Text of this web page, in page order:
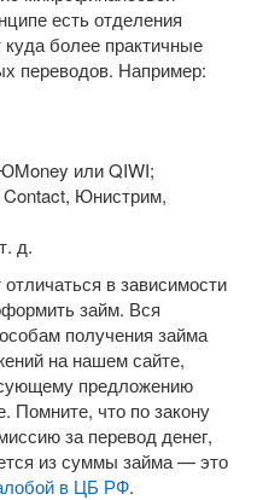
есть отделения
более практичные
переводов. Например:
или QIWI;
Contact, Юнистрим,
д.
в зависимости
займ. Вся
получения займа
на нашем сайте,
предложению
Помните, что по закону
за перевод денег,
из суммы займа — это
в ЦБ РФ.